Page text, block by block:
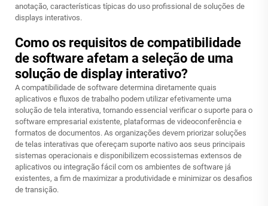
anotação, características típicas do uso profissional de soluções de
displays interativos.
Como os requisitos de compatibilidade
de software afetam a seleção de uma
solução de display interativo?
A compatibilidade de software determina diretamente quais
aplicativos e fluxos de trabalho podem utilizar efetivamente uma
solução de tela interativa, tornando essencial verificar o suporte para o
software empresarial existente, plataformas de videoconferência e
formatos de documentos. As organizações devem priorizar soluções
de telas interativas que ofereçam suporte nativo aos seus principais
sistemas operacionais e disponibilizem ecossistemas extensos de
aplicativos ou integração fácil com os ambientes de software já
existentes, a fim de maximizar a produtividade e minimizar os desafios
de transição.